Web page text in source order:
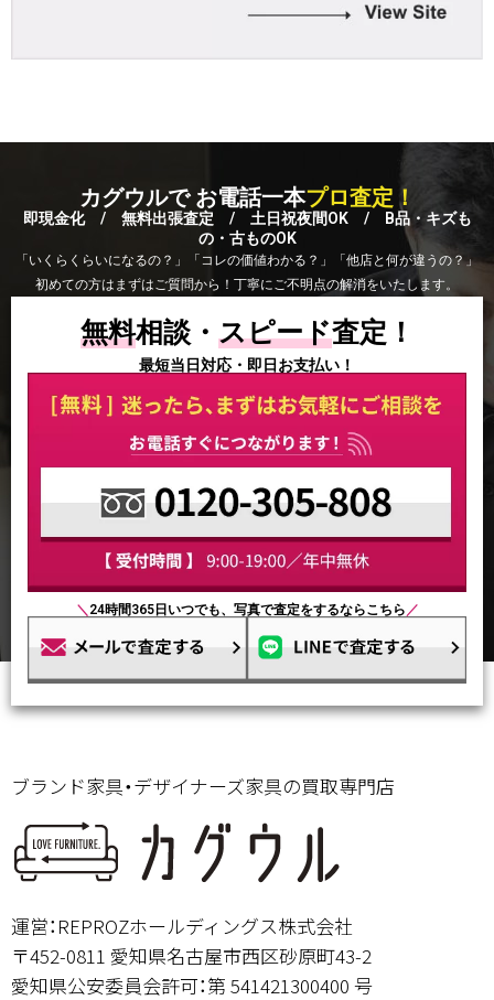
カグウルで お電話一本プロ査定！
即現金化 / 無料出張査定 / 土日祝夜間OK / B品・キズも
の・古ものOK
「いくらくらいになるの？」「コレの価値わかる？」「他店と何が違うの？」
初めての方はまずはご質問から！丁寧にご不明点の解消をいたします。
無料相談・ スピード査定！
最短当日対応・即日お支払い！
＼ 24時間365日いつでも、写真で査定をするならこちら ／
ブランド家具・デザイナーズ家具の買取専門店
運営：REPROZホールディングス株式会社
〒452-0811 愛知県名古屋市西区砂原町43-2
愛知県公安委員会許可：第 541421300400 号